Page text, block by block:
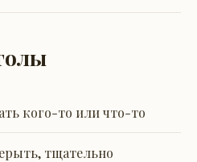
кого-то или что-то
тщательно